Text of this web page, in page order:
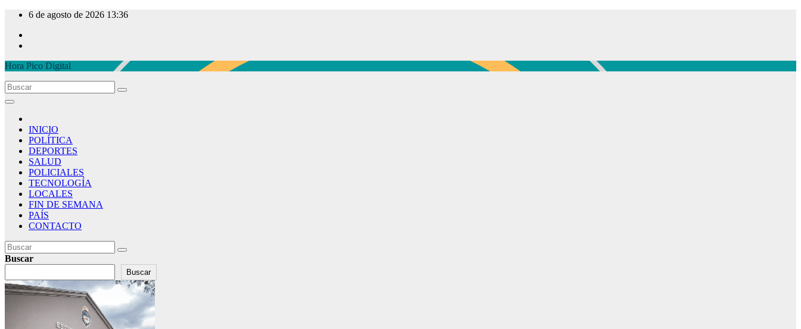
contenido
6 de agosto de 2026 13:36
Hora Pico Digital
INICIO
POLÍTICA
DEPORTES
SALUD
POLICIALES
TECNOLOGÍA
LOCALES
FIN DE SEMANA
PAÍS
CONTACTO
Buscar
Buscar